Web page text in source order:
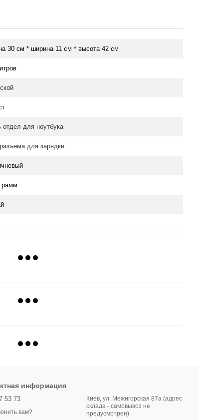
30 см * ширина 11 см * высота 42 см
отдел для ноутбука
для зарядки
информация
53 73
вам?
Киев, ул. Межигорская 87а (адрес
склада - самовывоз не
предусмотрен)